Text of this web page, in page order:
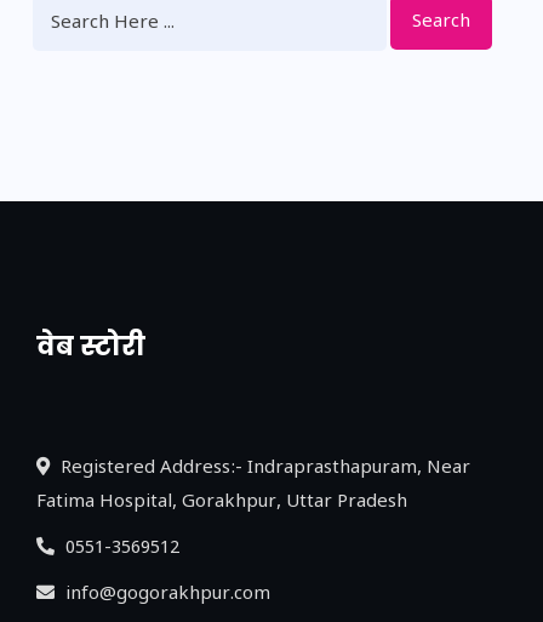
Search
वेब स्टोरी
नया एक्सप्रेसवे: पूर्वांचल का लक, डेवलपमेंट का
Registered Address:- Indraprasthapuram, Near
Fatima Hospital, Gorakhpur, Uttar Pradesh
0551-3569512
info@gogorakhpur.com